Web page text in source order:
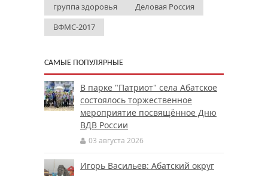
группа здоровья
Деловая Россия
ВФМС-2017
САМЫЕ ПОПУЛЯРНЫЕ
В парке "Патриот" села Абатское
состоялось торжественное
мероприятие посвящённое Дню
ВДВ России
03 августа 2026
Игорь Васильев: Абатский округ